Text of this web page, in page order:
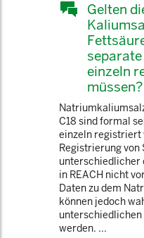
Gelten
einzeln
müssen?
C18 sind formal
einzeln registriert
Registrierung
unterschiedlicher
in REACH nicht
Daten zu dem
können jedoch
werden. ...